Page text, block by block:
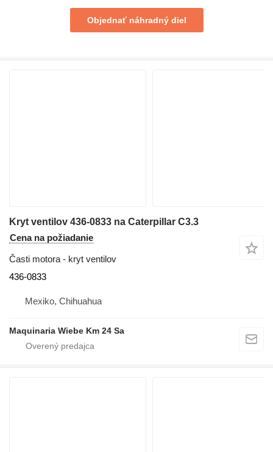
Objednať náhradný diel
Kryt ventilov 436-0833 na Caterpillar C3.3
Cena na požiadanie
Časti motora - kryt ventilov
436-0833
Mexiko, Chihuahua
Maquinaria Wiebe Km 24 Sa